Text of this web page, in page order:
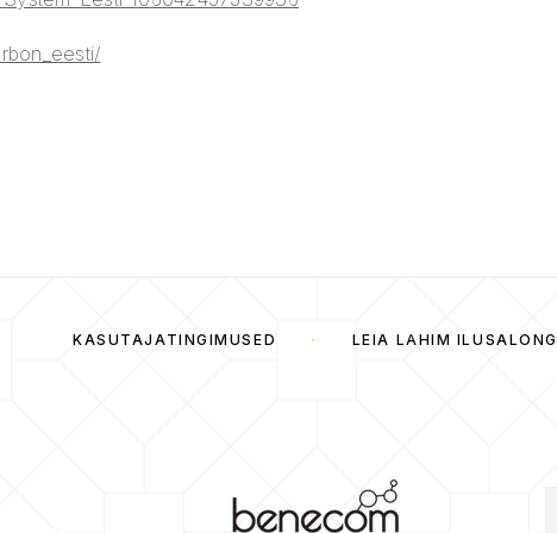
KASUTAJATINGIMUSED LEIA LÄHIM ILUSALONG